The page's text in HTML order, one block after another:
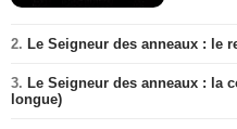
2. Le Seigneur des anneaux : le
3. Le Seigneur des anneaux : la
longue)